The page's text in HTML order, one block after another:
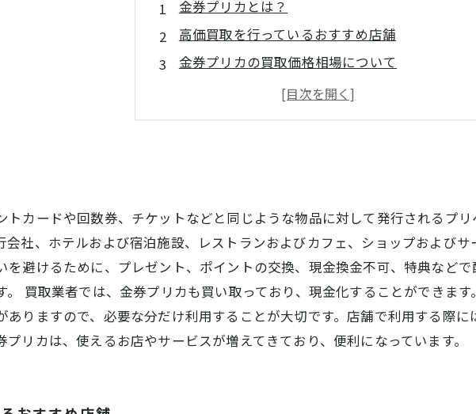
金券プリカとは？
高価買取を行っているおすすめ店舗
金券プリカの買取価格相場について
買取申し込みの方法と流れ
金券プリカを持っていない場合の手続きについ
トカードや回数券、チケットなどと同じような物品に対して発行されるプ
会社、ホテルおよび宿泊施設、レストランおよびカフェ、ショップおよび
を避けるために、プレゼント、ポイントの交換、現金換金不可、特典など
。 買取業者では、金券プリカも買い取っており、現金化することができます
ありますので、必要な分だけ利用することが大切です。店舗で利用する際
プリカは、使えるお店やサービスが増えてきており、便利になっています。